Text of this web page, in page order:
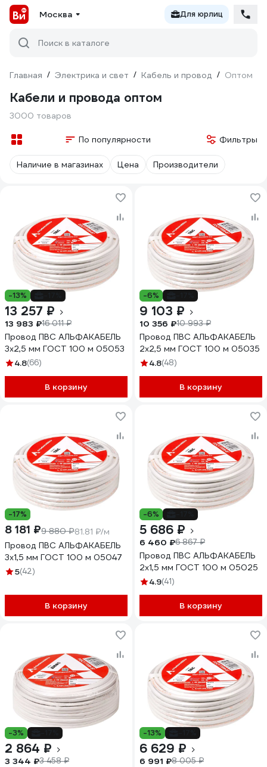
Москва Для юрлиц
Поиск в каталоге
Главная / Электрика и свет / Кабель и провод / Оптом
Кабели и провода оптом
3000 товаров
По популярности Фильтры
Наличие в магазинах Цена Производители
-13%
13 257 ₽
13 983 ₽16 011 ₽
Провод ПВС АЛЬФАКАБЕЛЬ
3х2,5 мм ГОСТ 100 м 05053
4.8(66)
В корзину
-6%
9 103 ₽
10 356 ₽10 993 ₽
Провод ПВС АЛЬФАКАБЕЛЬ
2х2,5 мм ГОСТ 100 м 05035
4.8(48)
В корзину
-17%
8 181 ₽9 880 ₽81.81 ₽/м
Провод ПВС АЛЬФАКАБЕЛЬ
3х1,5 мм ГОСТ 100 м 05047
5(42)
В корзину
-6%
5 686 ₽
6 460 ₽6 867 ₽
Провод ПВС АЛЬФАКАБЕЛЬ
2х1,5 мм ГОСТ 100 м 05025
4.9(41)
В корзину
-3%
2 864 ₽
3 344 ₽3 458 ₽
-13%
6 629 ₽
6 991 ₽8 005 ₽